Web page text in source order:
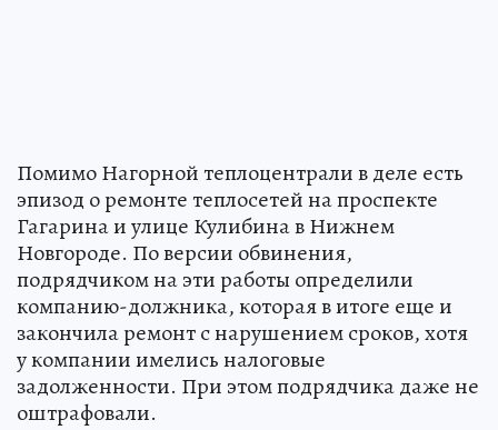
Помимо Нагорной теплоцентрали в деле есть
эпизод о ремонте теплосетей на проспекте
Гагарина и улице Кулибина в Нижнем
Новгороде. По версии обвинения,
подрядчиком на эти работы определили
компанию-должника, которая в итоге еще и
закончила ремонт с нарушением сроков, хотя
у компании имелись налоговые
задолженности. При этом подрядчика даже не
оштрафовали.